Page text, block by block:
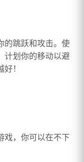
的跳跃和攻击。使
计划你的移动以避
！
戏，你可以在不下